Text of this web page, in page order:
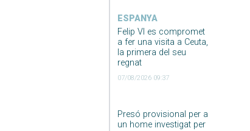
ESPANYA
Felip VI es compromet
a fer una visita a Ceuta,
la primera del seu
regnat
07/08/2026 09:37
Presó provisional per a
un home investigat per